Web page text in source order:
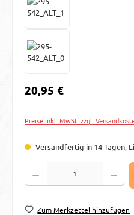
Regulärer Preis:
20,95 €
Preise inkl. MwSt. zzgl.
Versandfertig in 14 Tagen,
Produkt Anzahl: Gib den
Zum Merkzettel hinzufügen